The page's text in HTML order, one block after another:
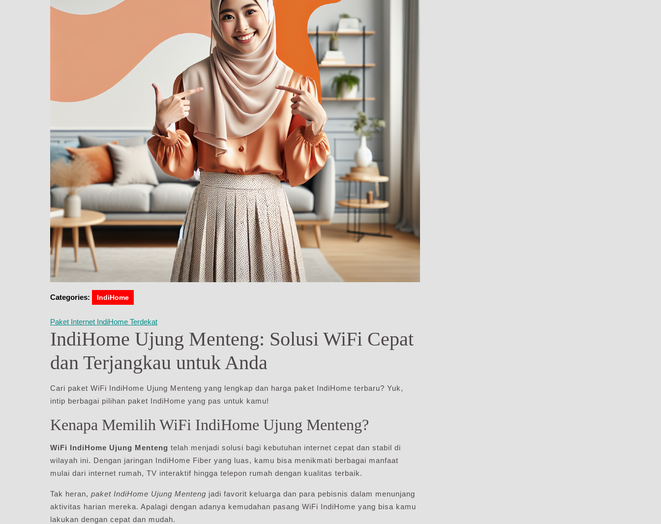
Categories: IndiHome
Paket Internet IndiHome Terdekat
IndiHome Ujung Menteng: Solusi WiFi Cepat
dan Terjangkau untuk Anda
Cari paket WiFi IndiHome Ujung Menteng yang lengkap dan harga paket IndiHome terbaru? Yuk,
intip berbagai pilihan paket IndiHome yang pas untuk kamu!
Kenapa Memilih WiFi IndiHome Ujung Menteng?
WiFi IndiHome Ujung Menteng telah menjadi solusi bagi kebutuhan internet cepat dan stabil di
wilayah ini. Dengan jaringan IndiHome Fiber yang luas, kamu bisa menikmati berbagai manfaat
mulai dari internet rumah, TV interaktif hingga telepon rumah dengan kualitas terbaik.
Tak heran, paket IndiHome Ujung Menteng jadi favorit keluarga dan para pebisnis dalam menunjang
aktivitas harian mereka. Apalagi dengan adanya kemudahan pasang WiFi IndiHome yang bisa kamu
lakukan dengan cepat dan mudah.